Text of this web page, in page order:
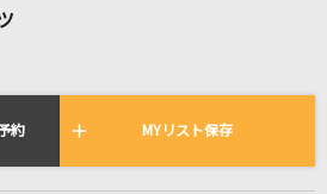
で歌われている曲の一覧
約 MYリスト保存